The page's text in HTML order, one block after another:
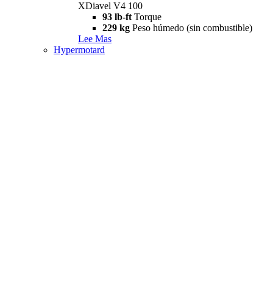
XDiavel V4 100
93 lb-ft Torque
229 kg Peso húmedo (sin combustible)
Lee Mas
Hypermotard